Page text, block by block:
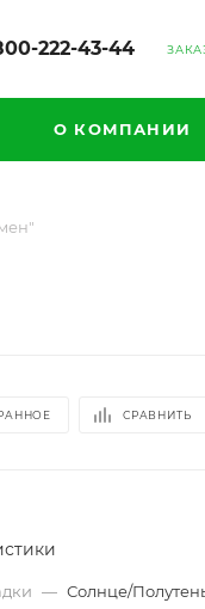
222-43-44
О КОМПАНИИ
СРАВНИТЬ
— Солнце/